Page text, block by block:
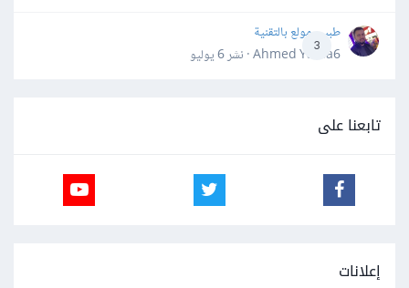
3
طبيب مولع بالتقنية
Ahmed Yahia6 · نشر
6 يوليو
تابعنا على
إعلانات